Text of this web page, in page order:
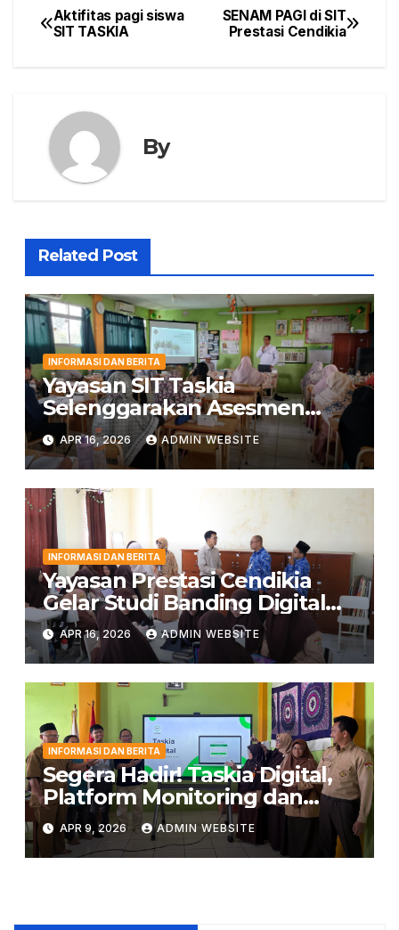
Post
SENAM PAGI di SIT
Prestasi Cendikia
Aktifitas pagi siswa
SIT TASKIA
By
Related Post
INFORMASI DAN BERITA
Yayasan SIT Taskia
Selenggarakan Asesmen
Kepemimpinan untuk
Penguatan Mutu Pendidikan
APR 16, 2026 ADMIN WEBSITE
INFORMASI DAN BERITA
Yayasan Prestasi Cendikia
Gelar Studi Banding Digital
Classroom ke LPIT Thariq bin
Ziyad
APR 16, 2026 ADMIN WEBSITE
INFORMASI DAN BERITA
Segera Hadir! Taskia Digital,
Platform Monitoring dan
Penghubung Orang Tua
dengan Sekolah
APR 9, 2026 ADMIN WEBSITE